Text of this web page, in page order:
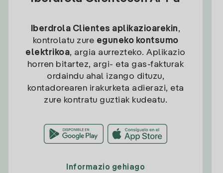
Iberdrola Clientes aplikazioarekin,
kontrolatu zure eguneko kontsumo
elektrikoa, argia aurrezteko. Aplikazio
horren bitartez, argi- eta gas-fakturak
ordaindu ahal izango dituzu,
kontadorearen irakurketa adierazi, eta
zure kontratu guztiak kudeatu.
Informazio gehiago